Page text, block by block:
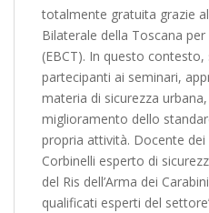
totalmente gratuita grazie
Bilaterale della Toscana
(EBCT). In questo
partecipanti ai seminari,
materia di sicurezza
miglioramento dello
propria attività. Docente dei
Corbinelli esperto di
del Ris dell’Arma dei
qualificati esperti del